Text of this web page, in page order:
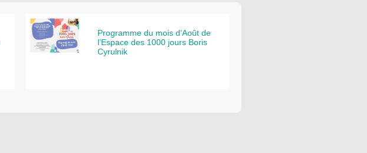
Programme du mois d’Août de
l’Espace des 1000 jours Boris
Cyrulnik